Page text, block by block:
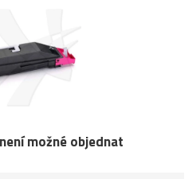
možné objednat